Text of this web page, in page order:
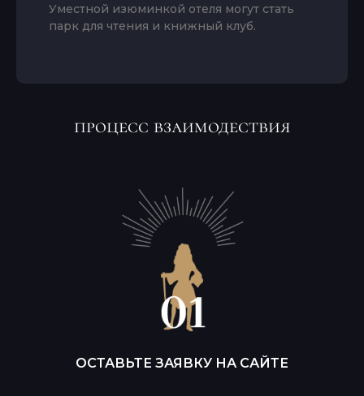
Уместной изюминкой отеля могут стать
парк для чтения и книжный клуб.
процесс взаимодествия
ОСТАВЬТЕ ЗАЯВКУ НА САЙТЕ